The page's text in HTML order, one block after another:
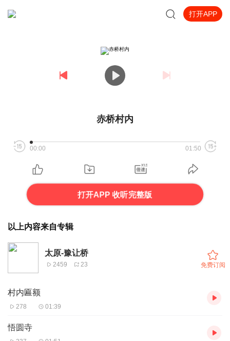
打开APP
赤桥村内
00:00 01:50
打开APP 收听完整版
以上内容来自专辑
太原-豫让桥
2459 23 免费订阅
村内匾额
278 01:39
悟圆寺